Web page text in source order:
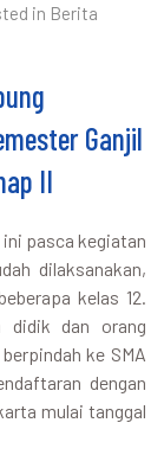
in Berita
Ganjil
II
pasca kegiatan
dilaksanakan,
kelas 12.
didik dan orang
ke SMA
dengan
mulai tanggal